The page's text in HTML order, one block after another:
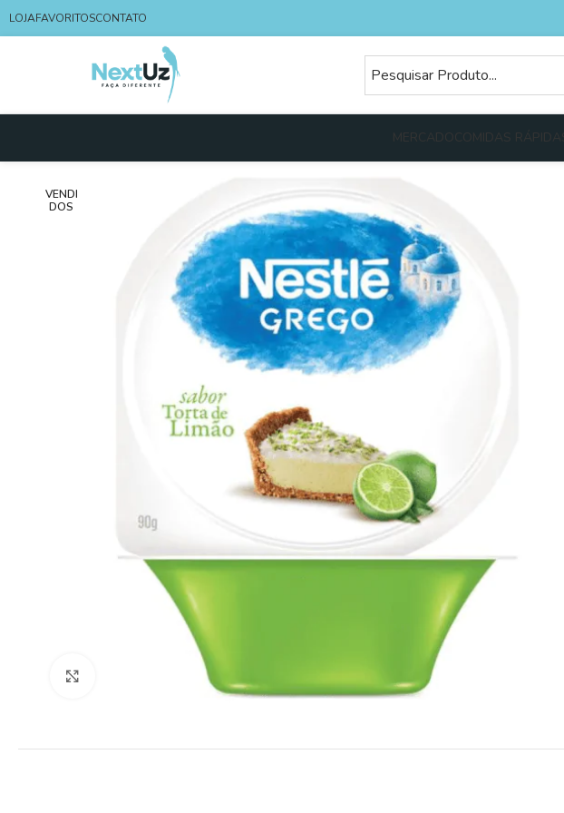
LOJAFAVORITOSCONTATO
MERCADO COMIDAS RÁPIDAS
VENDI
DOS
Clique para ampliar